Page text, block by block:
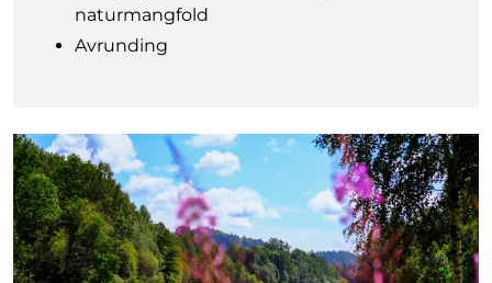
naturmangfold
Avrunding